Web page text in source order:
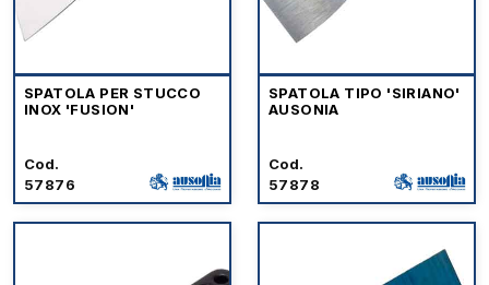
SPATOLA PER STUCCO
INOX 'FUSION'
Cod.
57876
SPATOLA TIPO 'SIRIANO'
AUSONIA
Cod.
57878